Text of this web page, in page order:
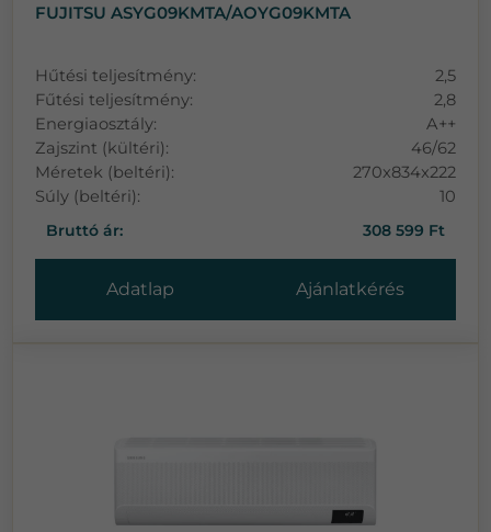
FUJITSU ASYG09KMTA/AOYG09KMTA
Hűtési teljesítmény:
2,5
Fűtési teljesítmény:
2,8
Energiaosztály:
A++
Zajszint (kültéri):
46/62
Méretek (beltéri):
270x834x222
Súly (beltéri):
10
Bruttó ár:
308 599 Ft
Adatlap Ajánlatkérés